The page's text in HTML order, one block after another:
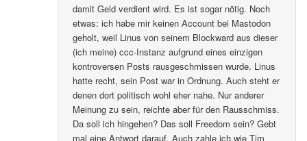
damit Geld verdient wird. Es ist sogar nötig. Noch
etwas: ich habe mir keinen Account bei Mastodon
geholt, weil Linus von seinem Blockward aus dieser
(ich meine) ccc-Instanz aufgrund eines einzigen
kontroversen Posts rausgeschmissen wurde. Linus
hatte recht, sein Post war in Ordnung. Auch steht er
denen dort politisch wohl eher nahe. Nur anderer
Meinung zu sein, reichte aber für den Rausschmiss.
Da soll ich hingehen? Das soll Freedom sein? Gebt
mal eine Antwort darauf. Auch zahle ich wie Tim